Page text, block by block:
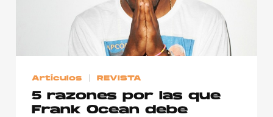
Artículos REVISTA
5 razones por las que
Frank Ocean debe